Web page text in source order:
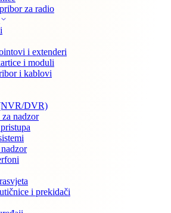
za radio
i extenderi
i moduli
i kablovi
DVR)
nadzor
i prekidači